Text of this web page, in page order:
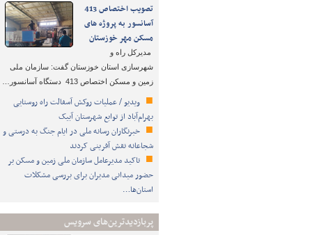
تصویب اختصاص 413
آسانسور به پروژه های
مسکن مهر خوزستان
مدیرکل راه و
شهرسازی استان خوزستان گفت: سازمان ملی
زمین و مسکن اختصاص 413 دستگاه آسانسور…
ویدیو / عملیات روکش آسفالت راه روستایی
بهرام‌آباد از توابع شهرستان آبیک
خبرنگاران رسانه ملی در ایام جنگ به درستی و
شجاعانه نقش آفرینی کردند
تاکید مدیرعامل سازمان ملی زمین و مسکن بر
حضور میدانی مدیران برای بررسی مشکلات
استان‌ها…
پربازدیدترین‌های سرویس